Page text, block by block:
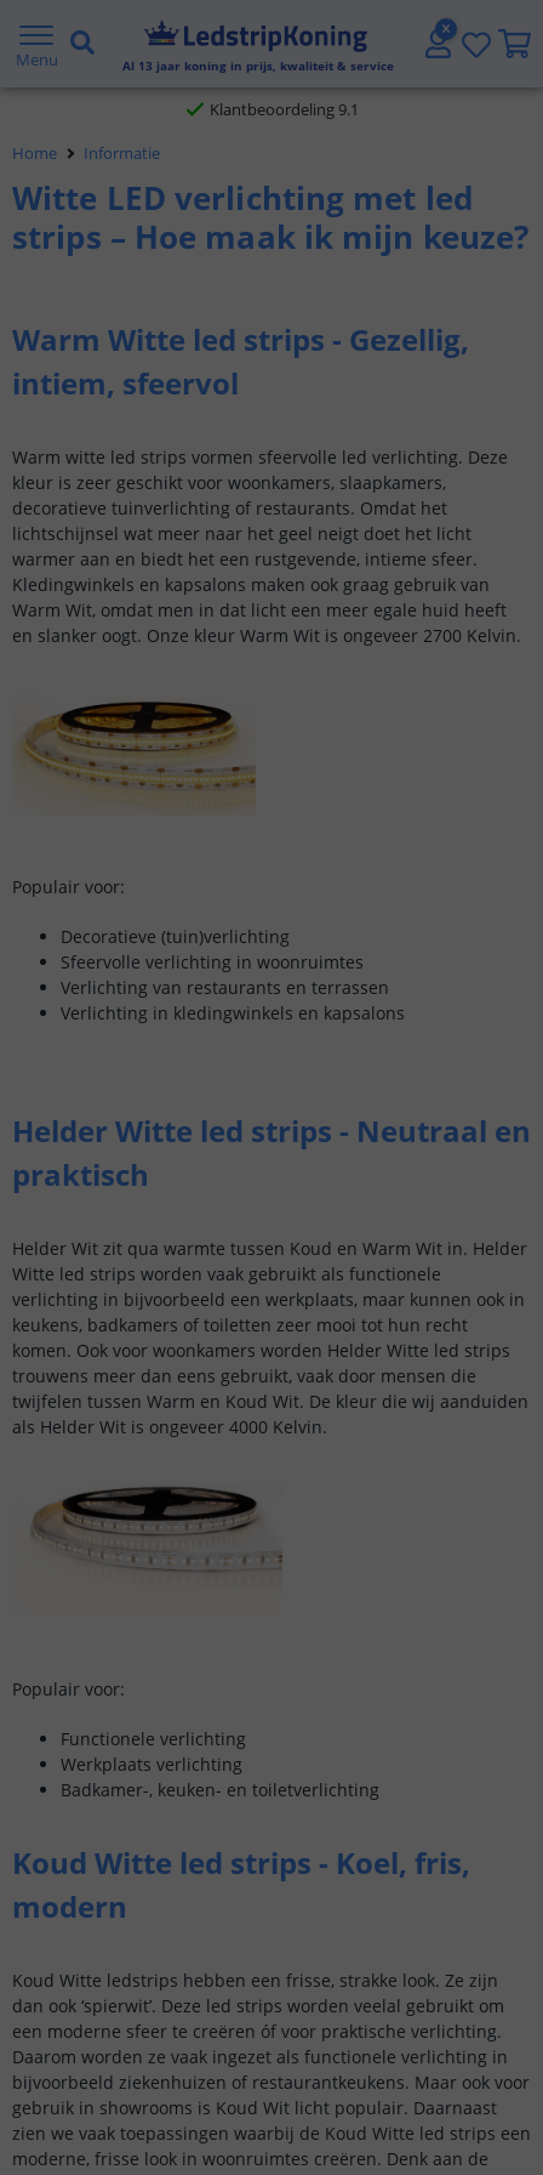
Menu Al 13 jaar koning in prijs, kwaliteit & service
Gratis verzending vanaf € 20,- NL en BE
Klantbeoordeling 9.1
Voor 23:45 uur besteld,
Home Informatie
Witte LED verlichting met led
strips – Hoe maak ik mijn keuze?
Warm Witte led strips - Gezellig,
intiem, sfeervol
Warm witte led strips vormen sfeervolle led verlichting. Deze
kleur is zeer geschikt voor woonkamers, slaapkamers,
decoratieve tuinverlichting of restaurants. Omdat het
lichtschijnsel wat meer naar het geel neigt doet het licht
warmer aan en biedt het een rustgevende, intieme sfeer.
Kledingwinkels en kapsalons maken ook graag gebruik van
Warm Wit, omdat men in dat licht een meer egale huid heeft
en slanker oogt. Onze kleur Warm Wit is ongeveer 2700 Kelvin.
Populair voor:
Decoratieve (tuin)verlichting
Sfeervolle verlichting in woonruimtes
Verlichting van restaurants en terrassen
Verlichting in kledingwinkels en kapsalons
Helder Witte led strips - Neutraal en
praktisch
Helder Wit zit qua warmte tussen Koud en Warm Wit in. Helder
Witte led strips worden vaak gebruikt als functionele
verlichting in bijvoorbeeld een werkplaats, maar kunnen ook in
keukens, badkamers of toiletten zeer mooi tot hun recht
komen. Ook voor woonkamers worden Helder Witte led strips
trouwens meer dan eens gebruikt, vaak door mensen die
twijfelen tussen Warm en Koud Wit. De kleur die wij aanduiden
als Helder Wit is ongeveer 4000 Kelvin.
Populair voor:
Functionele verlichting
Werkplaats verlichting
Badkamer-, keuken- en toiletverlichting
Koud Witte led strips - Koel, fris,
modern
Koud Witte ledstrips hebben een frisse, strakke look. Ze zijn
dan ook ‘spierwit’. Deze led strips worden veelal gebruikt om
een moderne sfeer te creëren óf voor praktische verlichting.
Daarom worden ze vaak ingezet als functionele verlichting in
bijvoorbeeld ziekenhuizen of restaurantkeukens. Maar ook voor
gebruik in showrooms is Koud Wit licht populair. Daarnaast
zien we vaak toepassingen waarbij de Koud Witte led strips een
moderne, frisse look in woonruimtes creëren. Denk aan de